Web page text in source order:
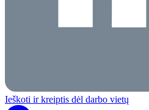
Ieškoti ir kreiptis dėl darbo vietų